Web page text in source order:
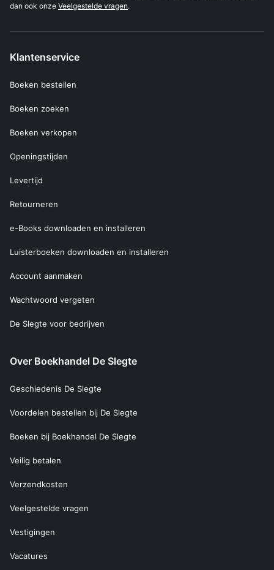
dan ook onze Veelgestelde vragen.
Klantenservice
Boeken bestellen
Boeken zoeken
Boeken verkopen
Openingstijden
Levertijd
Retourneren
e-Books downloaden en installeren
Luisterboeken downloaden en installeren
Account aanmaken
Wachtwoord vergeten
De Slegte voor bedrijven
Over Boekhandel De Slegte
Geschiedenis De Slegte
Voordelen bestellen bij De Slegte
Boeken bij Boekhandel De Slegte
Veilig betalen
Verzendkosten
Veelgestelde vragen
Vestigingen
Vacatures